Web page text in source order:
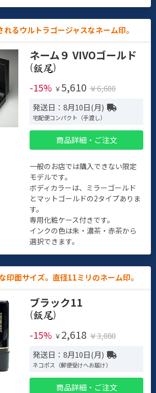
るウルトラゴージャスなネーム印。
ネーム９ VIVOゴールド
(
)
-15% ￥ 5,610 ￥6,600
発送日：8月10日(月)
宅配便コンパクト（手渡し）
商品詳細・ご注文
一般のお店では購入できない限定
モデルです。
ボディカラーは、ミラーゴールド
とマットゴールドの2タイプありま
す。
専用化粧ケース付きです。
インクの色は朱・濃茶・赤茶から
選択できます。
印面サイズ。直径11ミリのネーム印。
ブラック11
(
)
-15% ￥ 2,618 ￥3,080
発送日：8月10日(月)
ネコポス（郵便受けへお届け）
商品詳細・ご注文